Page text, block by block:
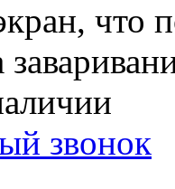
что
звонок